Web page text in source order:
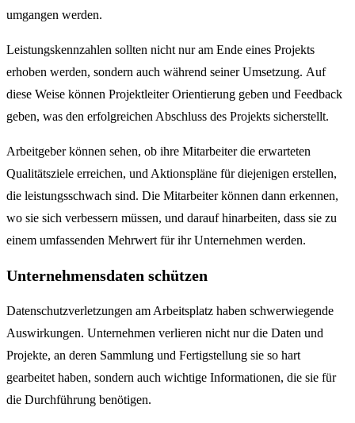
umgangen werden.
Leistungskennzahlen sollten nicht nur am Ende eines Projekts
erhoben werden, sondern auch während seiner Umsetzung. Auf
diese Weise können Projektleiter Orientierung geben und Feedback
geben, was den erfolgreichen Abschluss des Projekts sicherstellt.
Arbeitgeber können sehen, ob ihre Mitarbeiter die erwarteten
Qualitätsziele erreichen, und Aktionspläne für diejenigen erstellen,
die leistungsschwach sind. Die Mitarbeiter können dann erkennen,
wo sie sich verbessern müssen, und darauf hinarbeiten, dass sie zu
einem umfassenden Mehrwert für ihr Unternehmen werden.
Unternehmensdaten schützen
Datenschutzverletzungen am Arbeitsplatz haben schwerwiegende
Auswirkungen. Unternehmen verlieren nicht nur die Daten und
Projekte, an deren Sammlung und Fertigstellung sie so hart
gearbeitet haben, sondern auch wichtige Informationen, die sie für
die Durchführung benötigen.